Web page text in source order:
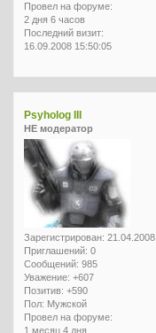
Провел на форуме:
2 дня 6 часов
Последний визит:
16.09.2008 15:50:05
Psyholog III
НЕ модератор
Зарегистрирован: 21.04.2008
Приглашений: 0
Сообщений: 985
Уважение: +607
Позитив: +590
Пол: Мужской
Провел на форуме:
1 месяц 4 дня